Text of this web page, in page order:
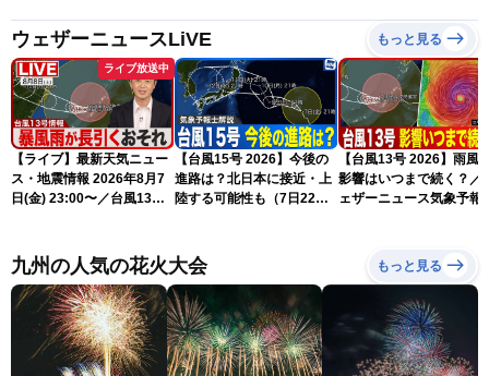
ウェザーニュースLiVE もっと見る
ライブ放送中
【ライブ】最新天気ニュー
ス・地震情報 2026年8月7
日(金) 23:00〜／台風13号
【台風15号 2026】今後の
進路は？北日本に接近・上
陸する可能性も（7日22時
【台風13号 2026】雨風
影響はいつまで続く？／
ェザーニュース気象予報
九州の人気の花火大会 もっと見る